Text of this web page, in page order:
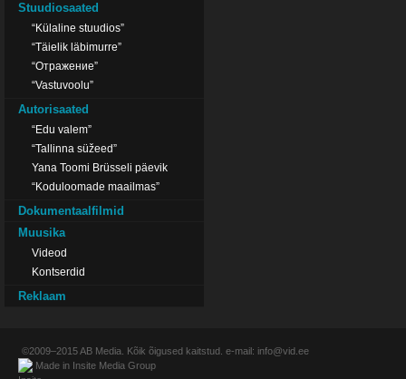
Stuudiosaated
“Külaline stuudios”
“Täielik läbimurre”
“Отражение”
“Vastuvoolu”
Autorisaated
“Edu valem”
“Tallinna süžeed”
Yana Toomi Brüsseli päevik
“Koduloomade maailmas”
Dokumentaalfilmid
Muusika
Videod
Kontserdid
Reklaam
©2009–2015AB Media . Kõik õigused kaitstud. e-mail: info@vid.ee
Made in Insite Media Group